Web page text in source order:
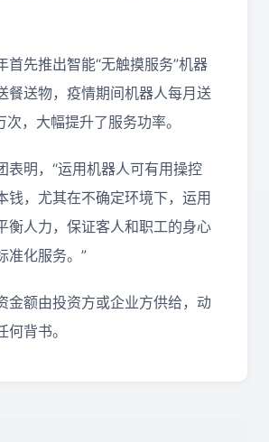
首先推出智能“无触摸服务”机器
餐送物，疫情期间机器人每月送
，大幅提升了服务功率。
表明，“运用机器人可有用操控
钱，尤其在不确定环境下，运用
衡人力，保证客人和职工的身心
准化服务。”
金额由投资方或企业方供给，动
何背书。